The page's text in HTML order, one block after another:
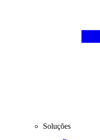
Soluções